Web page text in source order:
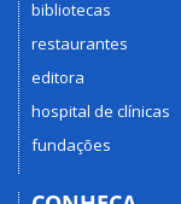
bibliotecas
restaurantes
editora
hospital de clínicas
fundações